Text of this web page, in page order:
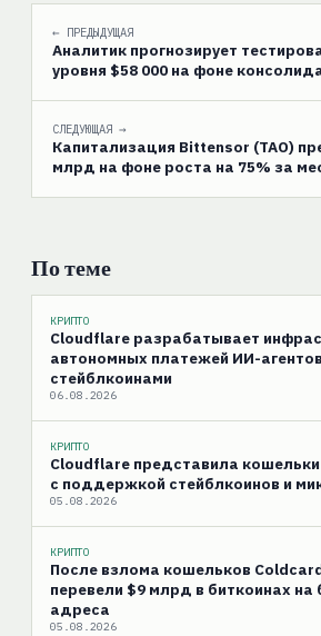
← ПРЕДЫДУЩАЯ
Аналитик прогнозирует
уровня $58 000 на фоне
СЛЕДУЮЩАЯ →
Капитализация Bittensor (TAO)
млрд на фоне роста на 75% за
По теме
КРИПТО
Cloudflare разрабатывает
автономных платежей ИИ-агентов
стейблкоинами
06.08.2026
КРИПТО
Cloudflare представила
с поддержкой стейблкоинов и
05.08.2026
КРИПТО
После взлома кошельков
перевели $9 млрд в биткоинах
адреса
05.08.2026